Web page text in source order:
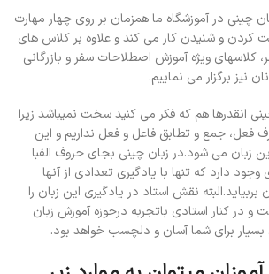
در آموزشگاه ما همزمان بر روی چهار مهارت
کردن و شنیدن کار می کند و علاوه بر کلاس های
کلاسهای ویژه آموزش اصطلاحات سفر و بازرگانی
نیز برگزار می نماییم.
انقدرها هم که فکر می کنید سخت نمیباشد زیرا
فعل، جمع و تطابق فاعل و فعل نداریم و این
زبان می شود.در زبان چینی بجای حروف الفبا
وجود دارد که تنها با یادگیری تعدادی از آنها
بربیاید.البته نقش استاد در یادگیری این زبان را
در کنار استادی باتجربه درحوزه آموزش زبان
بسیار برای شما آسان و دلچسب خواهد بود.